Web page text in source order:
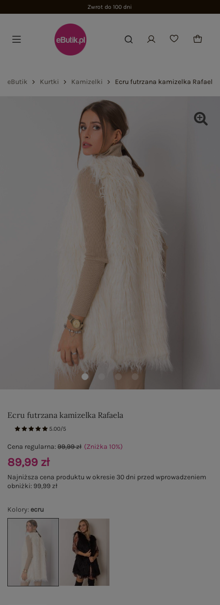
Zwrot do 100 dni
eButik Kurtki Kamizelki Ecru futrzana kamizelka Rafaela
Ecru futrzana kamizelka Rafaela
5.00/5
Kolory: ecru
Cena regularna:99,99 zł (Zniżka 10%)
89,99 zł
Najniższa cena produktu w okresie 30 dni przed wprowadzeniem
obniżki: 99,99 zł